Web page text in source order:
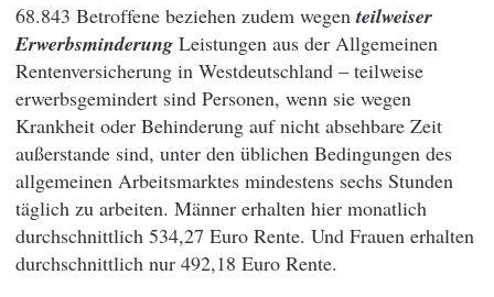
68.843 Betroffene beziehen zudem wegenteilweiser
Erwerbsminderung Leistungen aus der Allgemeinen
Rentenversicherung in Westdeutschland – teilweise
erwerbsgemindert sind Personen, wenn sie wegen
Krankheit oder Behinderung auf nicht absehbare Zeit
außerstande sind, unter den üblichen Bedingungen des
allgemeinen Arbeitsmarktes mindestens sechs Stunden
täglich zu arbeiten. Männer erhalten hier monatlich
durchschnittlich 534,27 Euro Rente. Und Frauen erhalten
durchschnittlich nur 492,18 Euro Rente.